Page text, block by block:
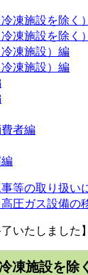
凍施設を除く
凍施設を除く
凍施設）編
凍施設）編
者編
等の取り扱い
圧ガス設備の
いたしました】
凍施設を除